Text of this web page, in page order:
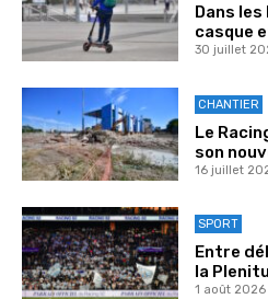
Dans
casque
30 juillet
CHANTIER
Le
son
16 juillet
SPORT
Entre
la
1 août 2026